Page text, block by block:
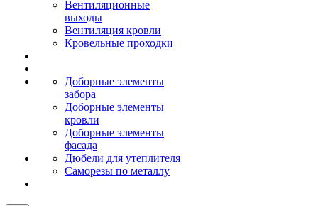
Вентиляционные
выходы
Вентиляция кровли
Кровельные проходки
Доборные элементы
забора
Доборные элементы
кровли
Доборные элементы
фасада
Дюбели для утеплителя
Саморезы по металлу